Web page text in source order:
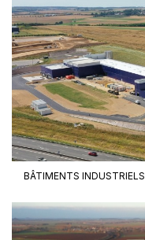
BÂTIMENTS INDUSTRIELS